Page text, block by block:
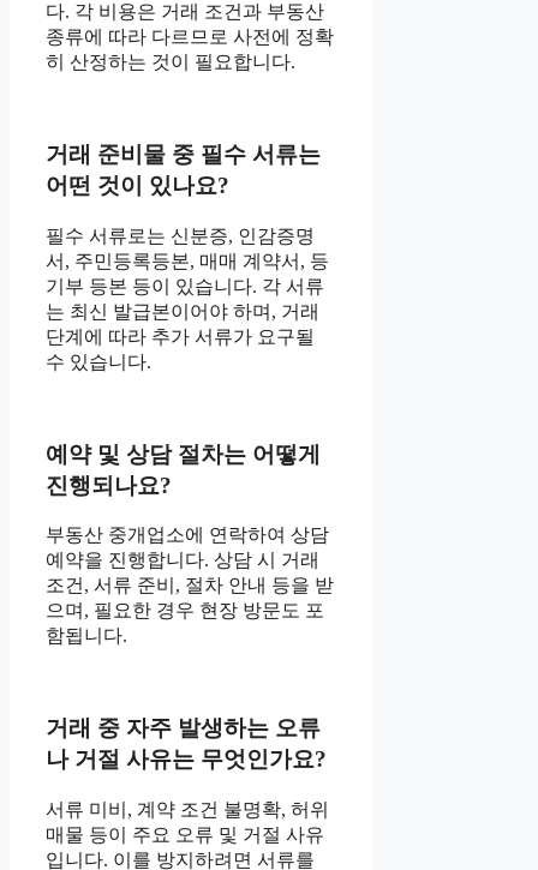
다. 각 비용은 거래 조건과 부동산
종류에 따라 다르므로 사전에 정확
히 산정하는 것이 필요합니다.
거래 준비물 중 필수 서류는
어떤 것이 있나요?
필수 서류로는 신분증, 인감증명
서, 주민등록등본, 매매 계약서, 등
기부 등본 등이 있습니다. 각 서류
는 최신 발급본이어야 하며, 거래
단계에 따라 추가 서류가 요구될
수 있습니다.
예약 및 상담 절차는 어떻게
진행되나요?
부동산 중개업소에 연락하여 상담
예약을 진행합니다. 상담 시 거래
조건, 서류 준비, 절차 안내 등을 받
으며, 필요한 경우 현장 방문도 포
함됩니다.
거래 중 자주 발생하는 오류
나 거절 사유는 무엇인가요?
서류 미비, 계약 조건 불명확, 허위
매물 등이 주요 오류 및 거절 사유
입니다. 이를 방지하려면 서류를